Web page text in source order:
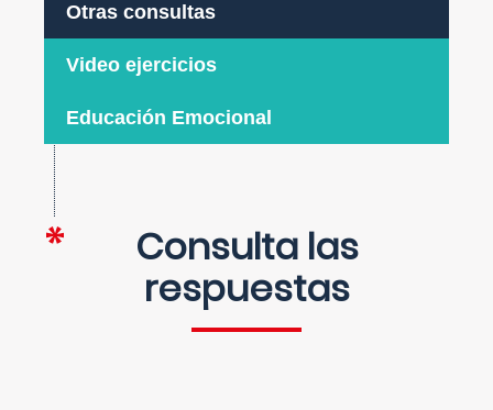
Otras consultas
Video ejercicios
Educación Emocional
Consulta las
respuestas